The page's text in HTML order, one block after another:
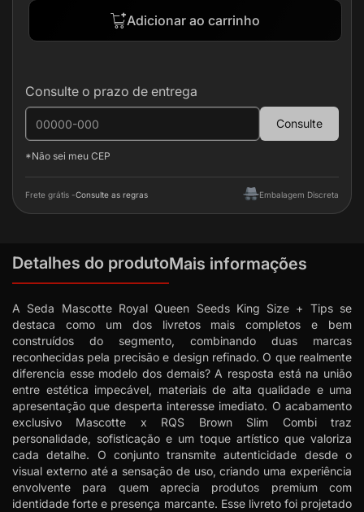
Adicionar ao carrinho
Consulte o prazo de entrega
Consulte
*Não sei meu CEP
Frete grátis -Consulte as regras Embalagem Discreta
Detalhes do produtoMais informações
A Seda Mascotte Royal Queen Seeds King Size + Tips se
destaca como um dos livretos mais completos e bem
construídos do segmento, combinando duas marcas
reconhecidas pela precisão e design refinado. O que realmente
diferencia esse modelo dos demais? A resposta está na união
entre estética impecável, materiais de alta qualidade e uma
apresentação que desperta interesse imediato. O acabamento
exclusivo Mascotte x RQS Brown Slim Combi traz
personalidade, sofisticação e um toque artístico que valoriza
cada detalhe. O conjunto transmite autenticidade desde o
visual externo até a sensação de uso, criando uma experiência
envolvente para quem aprecia produtos premium com
identidade forte e presença marcante. Esse livreto foi projetado